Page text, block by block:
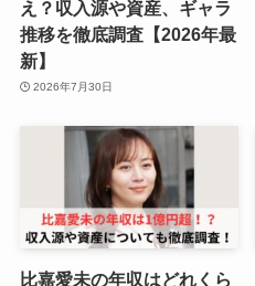
え？収入源や資産、ギャラ
推移を徹底調査【2026年最
新】
2026年7月30日
比嘉愛未の年収はどれくら